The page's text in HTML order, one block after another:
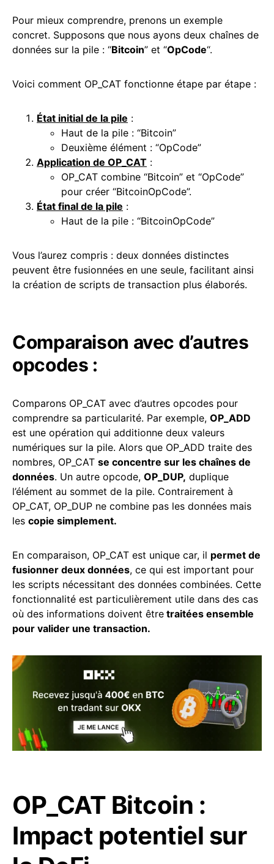
Pour mieux comprendre, prenons un exemple
concret. Supposons que nous ayons deux chaînes de
données sur la pile : “Bitcoin” et “OpCode“.
Voici comment OP_CAT fonctionne étape par étape :
État initial de la pile :
Haut de la pile : “Bitcoin”
Deuxième élément : “OpCode”
Application de OP_CAT :
OP_CAT combine “Bitcoin” et “OpCode”
pour créer “BitcoinOpCode”.
État final de la pile :
Haut de la pile : “BitcoinOpCode”
Vous l’aurez compris : deux données distinctes
peuvent être fusionnées en une seule, facilitant ainsi
la création de scripts de transaction plus élaborés.
Comparaison avec d’autres
opcodes :
Comparons OP_CAT avec d’autres opcodes pour
comprendre sa particularité. Par exemple, OP_ADD
est une opération qui additionne deux valeurs
numériques sur la pile. Alors que OP_ADD traite des
nombres, OP_CAT se concentre sur les chaînes de
données. Un autre opcode, OP_DUP, duplique
l’élément au sommet de la pile. Contrairement à
OP_CAT, OP_DUP ne combine pas les données mais
les copie simplement.
En comparaison, OP_CAT est unique car, il permet de
fusionner deux données, ce qui est important pour
les scripts nécessitant des données combinées. Cette
fonctionnalité est particulièrement utile dans des cas
où des informations doivent être traitées ensemble
pour valider une transaction.
OP_CAT Bitcoin :
Impact potentiel sur